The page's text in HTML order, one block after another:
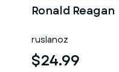
Ronald Reagan
ruslanoz
$24.99